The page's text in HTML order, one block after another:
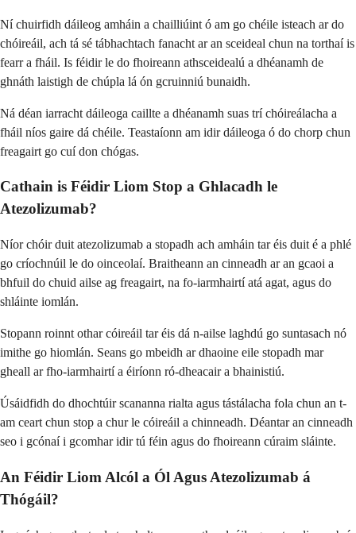
Ní chuirfidh dáileog amháin a chailliúint ó am go chéile isteach ar do
chóireáil, ach tá sé tábhachtach fanacht ar an sceideal chun na torthaí is
fearr a fháil. Is féidir le do fhoireann athsceidealú a dhéanamh de
ghnáth laistigh de chúpla lá ón gcruinniú bunaidh.
Ná déan iarracht dáileoga caillte a dhéanamh suas trí chóireálacha a
fháil níos gaire dá chéile. Teastaíonn am idir dáileoga ó do chorp chun
freagairt go cuí don chógas.
Cathain is Féidir Liom Stop a Ghlacadh le
Atezolizumab?
Níor chóir duit atezolizumab a stopadh ach amháin tar éis duit é a phlé
go críochnúil le do oinceolaí. Braitheann an cinneadh ar an gcaoi a
bhfuil do chuid ailse ag freagairt, na fo-iarmhairtí atá agat, agus do
shláinte iomlán.
Stopann roinnt othar cóireáil tar éis dá n-ailse laghdú go suntasach nó
imithe go hiomlán. Seans go mbeidh ar dhaoine eile stopadh mar
gheall ar fho-iarmhairtí a éiríonn ró-dheacair a bhainistiú.
Úsáidfidh do dhochtúir scananna rialta agus tástálacha fola chun an t-
am ceart chun stop a chur le cóireáil a chinneadh. Déantar an cinneadh
seo i gcónaí i gcomhar idir tú féin agus do fhoireann cúraim sláinte.
An Féidir Liom Alcól a Ól Agus Atezolizumab á
Thógáil?